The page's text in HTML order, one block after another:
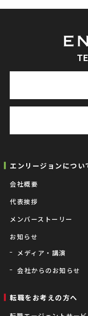
エンリージョンについ
会社概要
代表挨拶
メンバーストーリー
お知らせ
メディア・講演
会社からのお知らせ
転職をお考えの⽅へ